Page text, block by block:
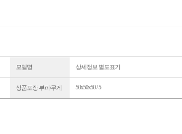
모델명 상세정보 별도표기
상품포장 부피/무게 50x50x50 / 5